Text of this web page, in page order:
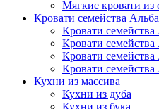
Мягкие кровати из
Кровати семейства
Кровати семейства
Кровати семейства
Кровати семейства
Кровати
Кухни из массива
Кухни из дуба
Кухни из бука